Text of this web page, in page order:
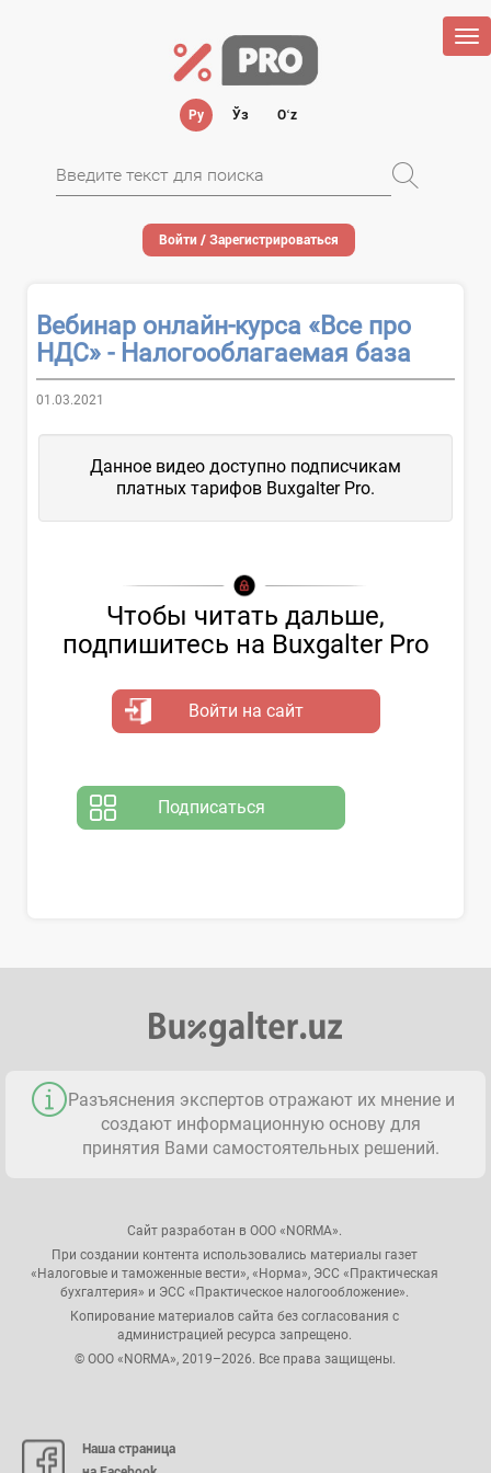
Ру Ўз Oʻz
Войти / Зарегистрироваться
Вебинар онлайн-курса «Все про
НДС» - Налогооблагаемая база
01.03.2021
Данное видео доступно подписчикам
платных тарифов Buxgalter Pro.
Чтобы читать дальше,
подпишитесь на Buxgalter Pro
Войти на сайт
Подписаться
Разъяснения экспертов отражают их мнение и
создают информационную основу для
принятия Вами самостоятельных решений.
Сайт разработан в ООО «NORMA».
При создании контента использовались материалы газет
«Налоговые и таможенные вести», «Норма», ЭСС «Практическая
бухгалтерия» и ЭСС «Практическое налогообложение».
Копирование материалов сайта без согласования с
администрацией ресурса запрещено.
© ООО «NORMA», 2019–2026. Все права защищены.
Наша страница